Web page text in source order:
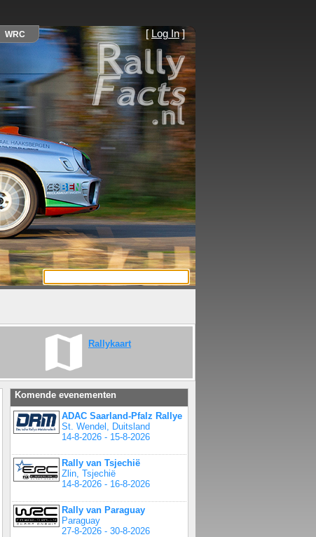
[ Log In]
Rallykaart
Komende evenementen
ADAC Saarland-Pfalz Rallye
St. Wendel, Duitsland
14-8-2026 - 15-8-2026
Rally van Tsjechië
Zlin, Tsjechië
14-8-2026 - 16-8-2026
Rally van Paraguay
Paraguay
27-8-2026 - 30-8-2026